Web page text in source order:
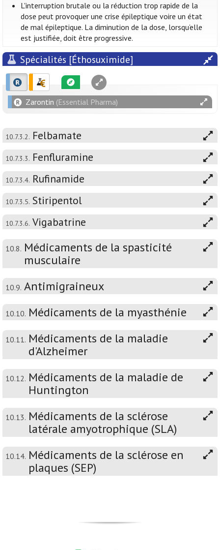
L'interruption brutale ou la réduction trop rapide de la
dose peut provoquer une crise épileptique voire un état
de mal épileptique. La diminution de la dose, lorsqu’elle
est justifiée, doit être progressive.
Spécialités [Éthosuximide]
Zarontin (Essential Pharma)
10.7.3.2. Felbamate
10.7.3.3. Fenfluramine
10.7.3.4. Rufinamide
10.7.3.5. Stiripentol
10.7.3.6. Vigabatrine
10.8. Médicaments de la spasticité
musculaire
10.9. Antimigraineux
10.10. Médicaments de la myasthénie
10.11. Médicaments de la maladie
d'Alzheimer
10.12. Médicaments de la maladie de
Huntington
10.13. Médicaments de la sclérose
latérale amyotrophique (SLA)
10.14. Médicaments de la sclérose en
plaques (SEP)